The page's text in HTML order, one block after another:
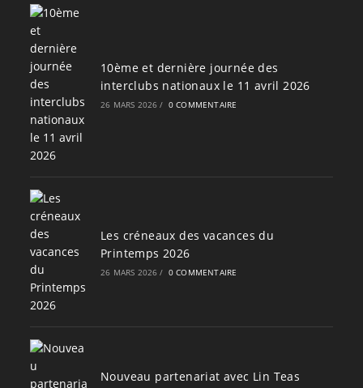
10ème et dernière journée des
interclubs nationaux le 11 avril 2026
26 MARS 2026 / 0 COMMENTAIRE
Les créneaux des vacances du
Printemps 2026
26 MARS 2026 / 0 COMMENTAIRE
Nouveau partenariat avec Lin Teas